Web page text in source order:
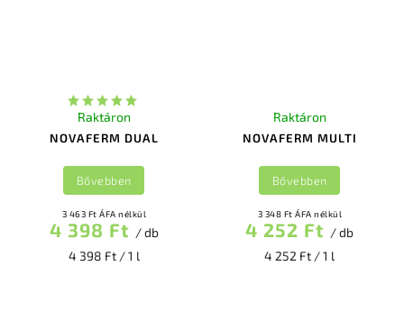
NOVAFERM DUAL
Raktáron
3 463 Ft ÁFA nélkül
4 398 Ft / db
4 398 Ft / 1 l
Bővebben
NOVAFERM MULTI
Raktáron
3 348 Ft ÁFA nélkül
4 252 Ft / db
4 252 Ft / 1 l
Bővebben